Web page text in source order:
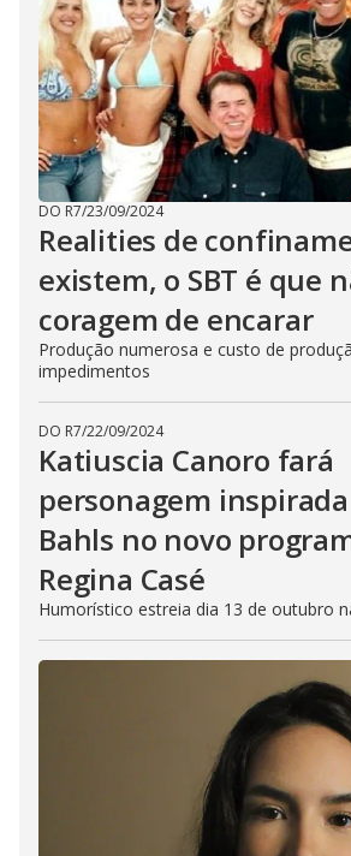
DO R7/23/09/2024
Realities de
existem, o SBT é que
coragem de encarar
Produção numerosa e custo de
impedimentos
DO R7/22/09/2024
Katiuscia Canoro fará
personagem
Bahls no novo
Regina Casé
Humorístico estreia dia 13 de outubro